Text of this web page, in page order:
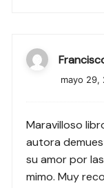
mayo 29,
Maravilloso
autora
su amor por
mimo. Muy